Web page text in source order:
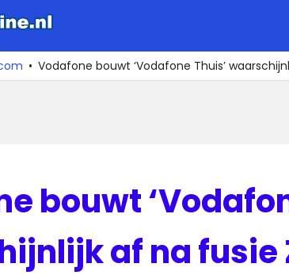
Vodafone bouwt ‘Vodafone Thuis’
bouwt
af na fusie